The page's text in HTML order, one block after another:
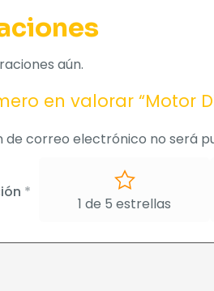
aún.
en valorar “Motor
de correo electrónico no será
*
1 de 5 estrellas